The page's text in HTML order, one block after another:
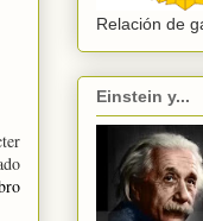
Relación de
Einstein y...